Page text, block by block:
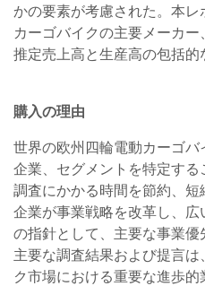
かの要素が考慮された。本
カーゴバイクの主要メーカ
推定売上高と生産高の包括的
購入の理由
世界の欧州四輪電動カーゴ
企業、セグメントを特定す
調査にかかる時間を節約、短
企業が事業戦略を改革し、
の指針として、主要な事業優
主要な調査結果および提言
ク市場における重要な進歩